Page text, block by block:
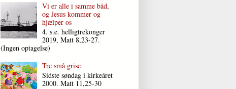
Vi er alle i samme båd,
og Jesus kommer og
hjælper os
4. s.e. helligtrekonger
2019, Matt 8,23-27.
(Ingen optagelse)
Tre små grise
Sidste søndag i kirkeåret
2000. Matt 11,25-30